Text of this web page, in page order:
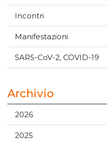
Incontri
Manifestazioni
SARS-CoV-2, COVID-19
Archivio
2026
2025